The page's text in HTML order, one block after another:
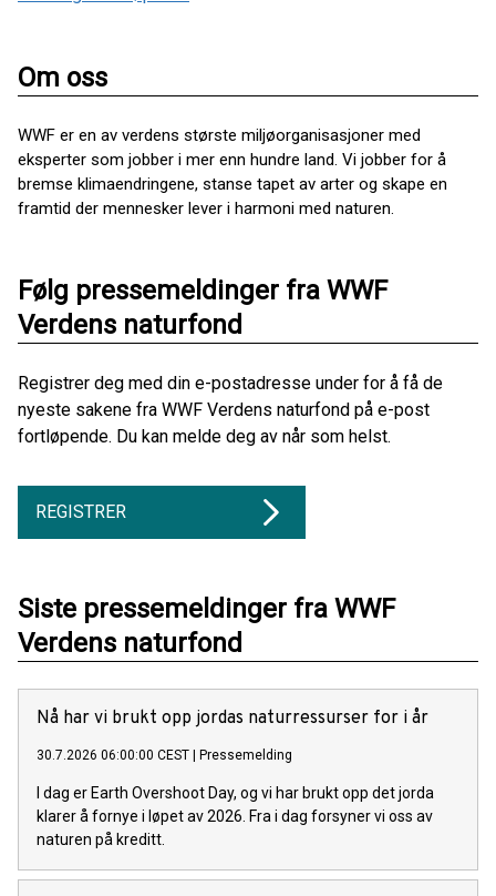
Om oss
WWF er en av verdens største miljøorganisasjoner med
eksperter som jobber i mer enn hundre land. Vi jobber for å
bremse klimaendringene, stanse tapet av arter og skape en
framtid der mennesker lever i harmoni med naturen.
Følg pressemeldinger fra WWF
Verdens naturfond
Registrer deg med din e-postadresse under for å få de
nyeste sakene fra WWF Verdens naturfond på e-post
fortløpende. Du kan melde deg av når som helst.
REGISTRER
Siste pressemeldinger fra WWF
Verdens naturfond
Nå har vi brukt opp jordas naturressurser for i år
30.7.2026 06:00:00 CEST Pressemelding
I dag er Earth Overshoot Day, og vi har brukt opp det jorda
klarer å fornye i løpet av 2026. Fra i dag forsyner vi oss av
naturen på kreditt.